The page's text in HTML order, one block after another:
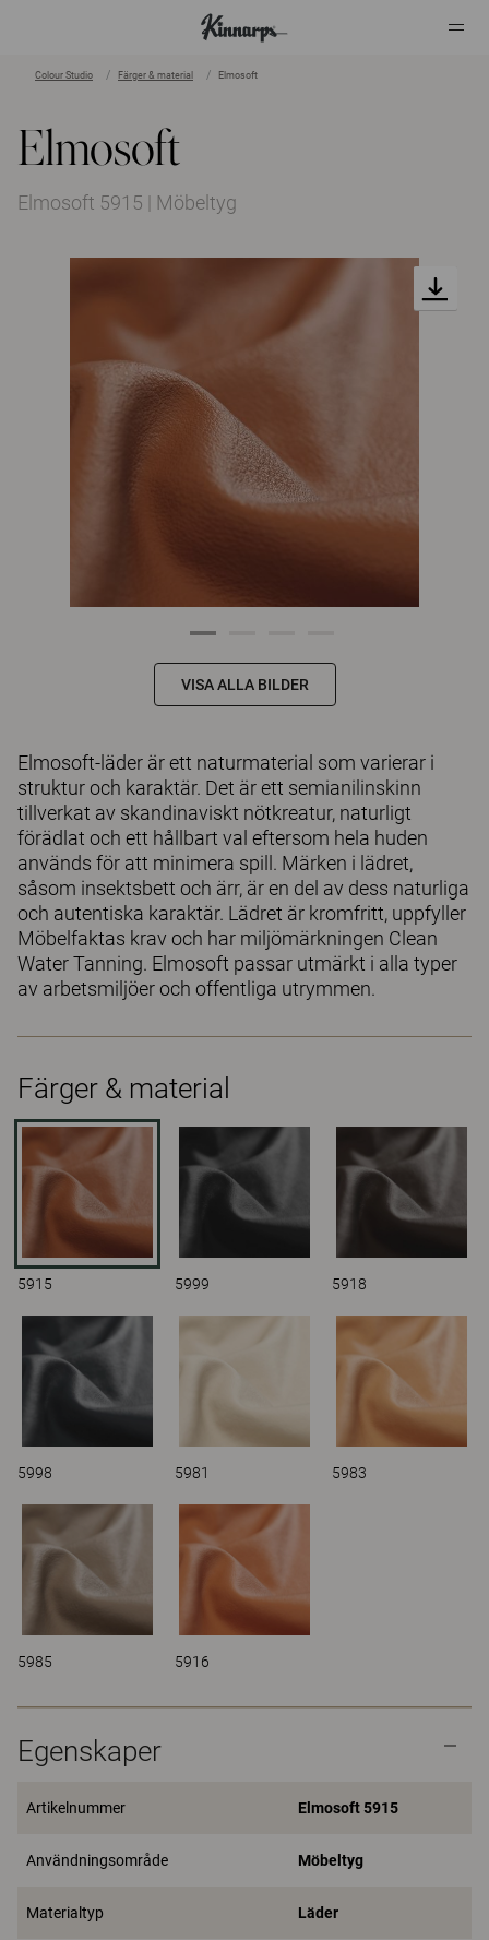
Colour Studio Färger & material Elmosoft
Elmosoft
Elmosoft 5915 | Möbeltyg
VISA ALLA BILDER
Elmosoft-läder är ett naturmaterial som varierar i
struktur och karaktär. Det är ett semianilinskinn
tillverkat av skandinaviskt nötkreatur, naturligt
förädlat och ett hållbart val eftersom hela huden
används för att minimera spill. Märken i lädret,
såsom insektsbett och ärr, är en del av dess naturliga
och autentiska karaktär. Lädret är kromfritt, uppfyller
Möbelfaktas krav och har miljömärkningen Clean
Water Tanning. Elmosoft passar utmärkt i alla typer
av arbetsmiljöer och offentliga utrymmen.
Färger & material
5915 5999 5918
5998 5981 5983
5985 5916
Egenskaper
Artikelnummer Elmosoft 5915
Användningsområde Möbeltyg
Materialtyp Läder